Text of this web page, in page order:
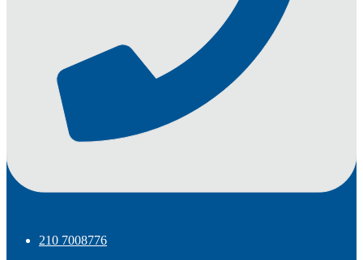
210 7008776